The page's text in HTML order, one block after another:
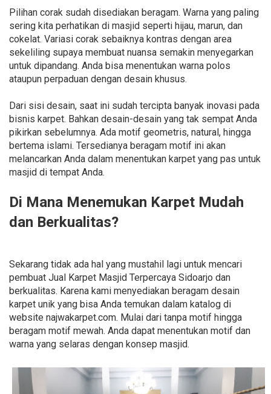
Pilihan corak sudah disediakan beragam. Warna yang paling
sering kita perhatikan di masjid seperti hijau, marun, dan
cokelat. Variasi corak sebaiknya kontras dengan area
sekeliling supaya membuat nuansa semakin menyegarkan
untuk dipandang. Anda bisa menentukan warna polos
ataupun perpaduan dengan desain khusus.
Dari sisi desain, saat ini sudah tercipta banyak inovasi pada
bisnis karpet. Bahkan desain-desain yang tak sempat Anda
pikirkan sebelumnya. Ada motif geometris, natural, hingga
bertema islami. Tersedianya beragam motif ini akan
melancarkan Anda dalam menentukan karpet yang pas untuk
masjid di tempat Anda.
Di Mana Menemukan Karpet Mudah
dan Berkualitas?
Sekarang tidak ada hal yang mustahil lagi untuk mencari
pembuat Jual Karpet Masjid Terpercaya Sidoarjo dan
berkualitas. Karena kami menyediakan beragam desain
karpet unik yang bisa Anda temukan dalam katalog di
website najwakarpet.com. Mulai dari tanpa motif hingga
beragam motif mewah. Anda dapat menentukan motif dan
warna yang selaras dengan konsep masjid.